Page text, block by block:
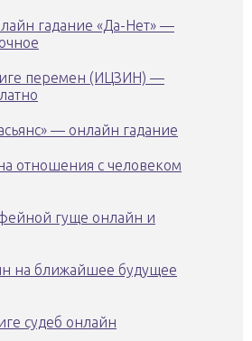
гадание «Да-Нет» —
перемен (ИЦЗИН) —
— онлайн гадание
отношения с человеком
гуще онлайн и
на ближайшее будущее
судеб онлайн